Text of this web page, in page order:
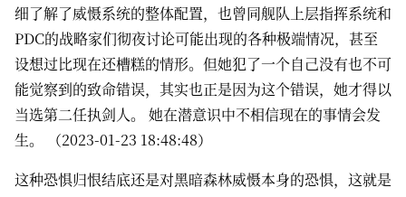
细了解了威慑系统的整体配置，也曾同舰队上层指挥系统和
PDC的战略家们彻夜讨论可能出现的各种极端情况，甚至
设想过比现在还槽糕的情形。但她犯了一个自己没有也不可
能觉察到的致命错误，其实也正是因为这个错误，她才得以
当选第二任执剑人。 她在潜意识中不相信现在的事情会发
生。 （2023-01-23 18:48:48）
这种恐惧归恨结底还是对黑暗森林威慑本身的恐惧，这就是